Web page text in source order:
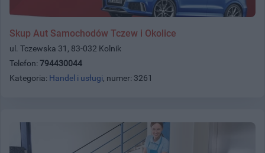
Skup Aut Samochodów Tczew i Okolice
ul. Tczewska 31, 83-032 Kolnik
Telefon: 794430044
Kategoria: Handel i usługi, numer: 3261